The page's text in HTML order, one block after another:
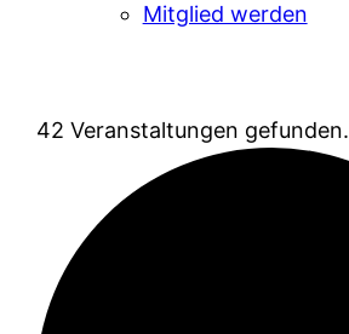
Mitglied werden
42 Veranstaltungen gefunden.